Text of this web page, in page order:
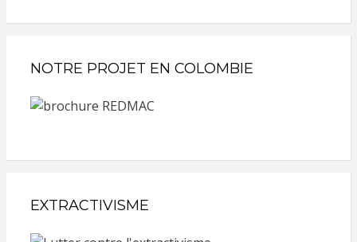
NOTRE PROJET EN COLOMBIE
EXTRACTIVISME